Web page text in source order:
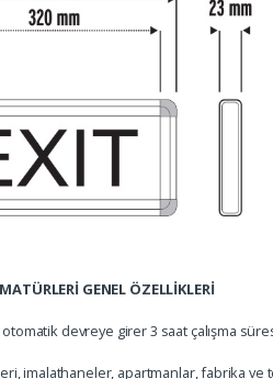
GENEL ÖZELLİKLERİ
devreye girer 3 saat çalışma
imalathaneler, apartmanlar, fabrika